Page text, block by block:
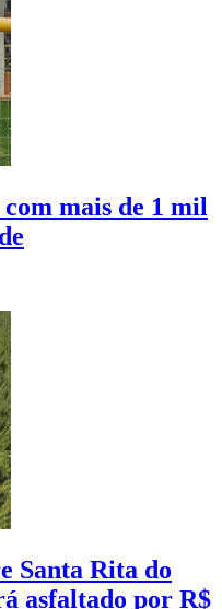
com mais de 1 mil
Santa Rita do
asfaltado por R$